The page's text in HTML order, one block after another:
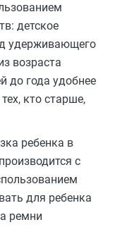
детское
удерживающего
возраста
до года удобнее
кто старше,
ребенка в
с
для ребенка
ремни